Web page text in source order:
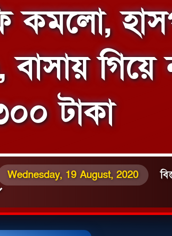
কমলো,
গিয়ে
টাকা
Wednesday, 19 August, 2020